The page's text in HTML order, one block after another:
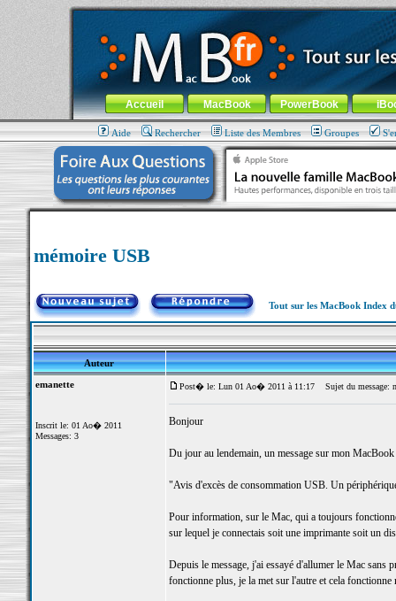
MacBook-fr.com : 100% Apple... 100% nomade !
Aller au contenu-Aller au menu général-Aller au menu de
Menu général
Accueil MacBook PowerBook
Aide Rechercher Liste des Membres Groupes
mémoire USB
Tout sur les MacBook Index
Auteur
emanette
Inscrit le: 01 Ao� 2011
Messages: 3
Post� le: Lun 01 Ao� 2011 à 11:17 Sujet du message:
Bonjour
Du jour au lendemain, un message sur mon MacBook
"Avis d'excès de consommation USB. Un
Pour information, sur le Mac, qui a toujours
sur lequel je connectais soit une imprimante soit un
Depuis le message, j'ai essayé d'allumer le Mac sans
fonctionne plus, je la met sur l'autre et cela fonctionne